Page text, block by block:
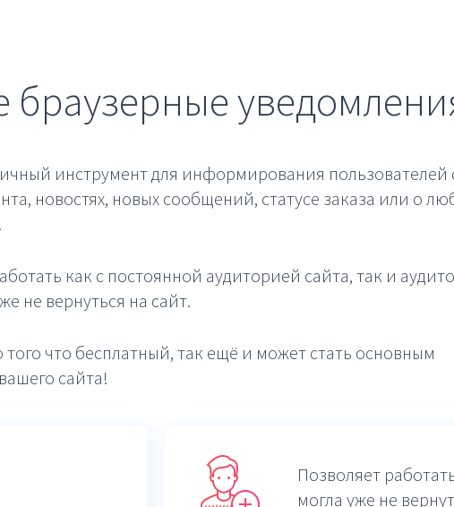
браузерные
инструмент для информирования пользователей
новостях, новых сообщений, статусе заказа или о
как с постоянной аудиторией сайта, так и
не вернуться на сайт.
что бесплатный, так ещё и может стать основным
сайта!
Позволяет
могла уже не